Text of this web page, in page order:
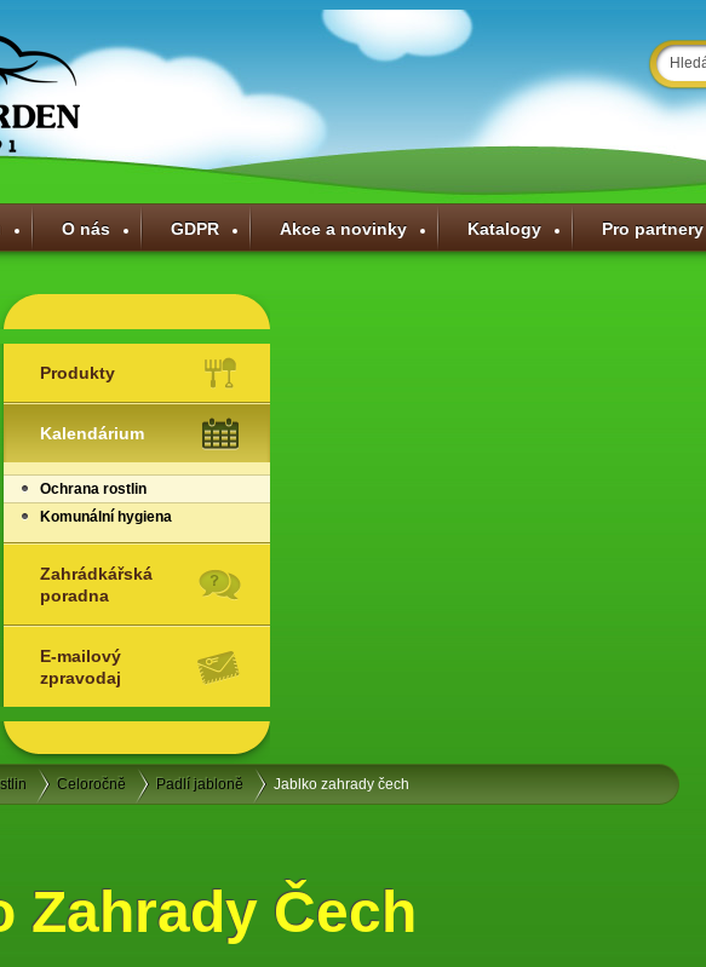
O nás GDPR Akce a novinky Katalogy Pro partnery
Produkty
Kalendárium
Ochrana rostlin
Komunální hygiena
Zahrádkářská
poradna
E-mailový
zpravodaj
Celoročně Padlí jabloně Jablko zahrady čech
Zahrady Čech